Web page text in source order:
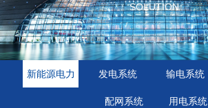
SOLUTION
新能源电力 发电系统 输电系统
配网系统 用电系统